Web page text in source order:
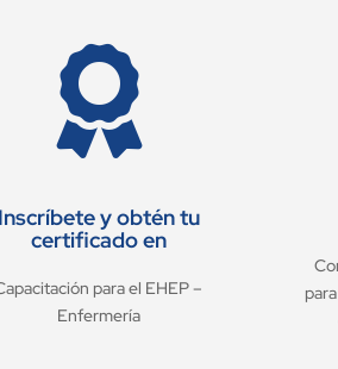

y obtén tu
certificado en
para el EHEP –
Enfermería